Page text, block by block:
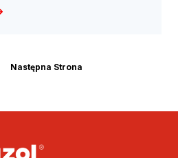
Następna Strona